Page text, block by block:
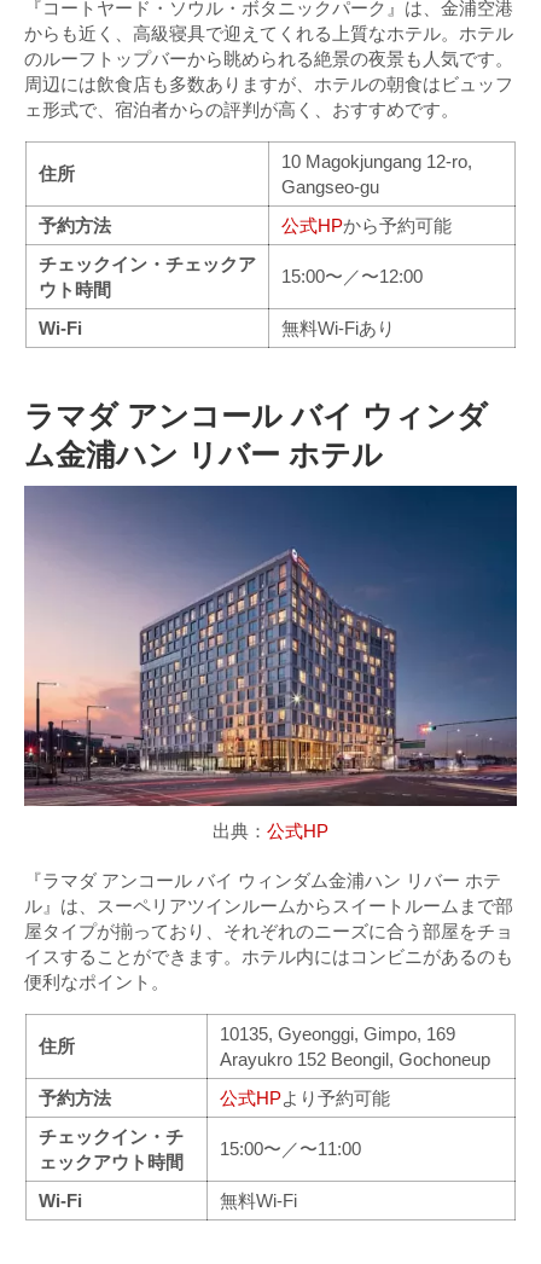
『コートヤード・ソウル・ボタニックパーク』は、金浦空港
からも近く、高級寝具で迎えてくれる上質なホテル。ホテル
のルーフトップバーから眺められる絶景の夜景も人気です。
周辺には飲食店も多数ありますが、ホテルの朝食はビュッフ
ェ形式で、宿泊者からの評判が高く、おすすめです。
住所
10 Magokjungang 12-ro,
Gangseo-gu
予約方法
公式HPから予約可能
チェックイン・チェックア
ウト時間
15:00〜／〜12:00
Wi-Fi 無料Wi-Fiあり
ラマダ アンコール バイ ウィンダ
ム金浦ハン リバー ホテル
出典： 公式HP
『ラマダ アンコール バイ ウィンダム金浦ハン リバー ホテ
ル』は、スーペリアツインルームからスイートルームまで部
屋タイプが揃っており、それぞれのニーズに合う部屋をチョ
イスすることができます。ホテル内にはコンビニがあるのも
便利なポイント。
住所
10135, Gyeonggi, Gimpo, 169
Arayukro 152 Beongil, Gochoneup
予約方法
公式HPより予約可能
チェックイン・チ
ェックアウト時間
15:00〜／〜11:00
Wi-Fi 無料Wi-Fi